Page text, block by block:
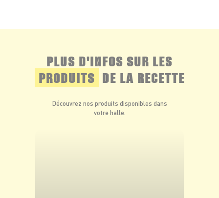
PLUS D'INFOS SUR LES
PRODUITS DE LA RECETTE
Découvrez nos produits disponibles dans
votre halle.